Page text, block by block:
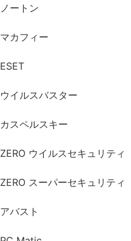
ノートン
マカフィー
ESET
ウイルスバスター
カスペルスキー
ZERO ウイルスセキュリティ
ZERO スーパーセキュリティ
アバスト